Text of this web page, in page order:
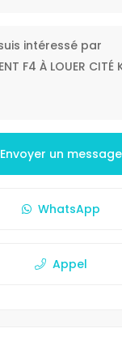
Envoyer un message
WhatsApp
Appel